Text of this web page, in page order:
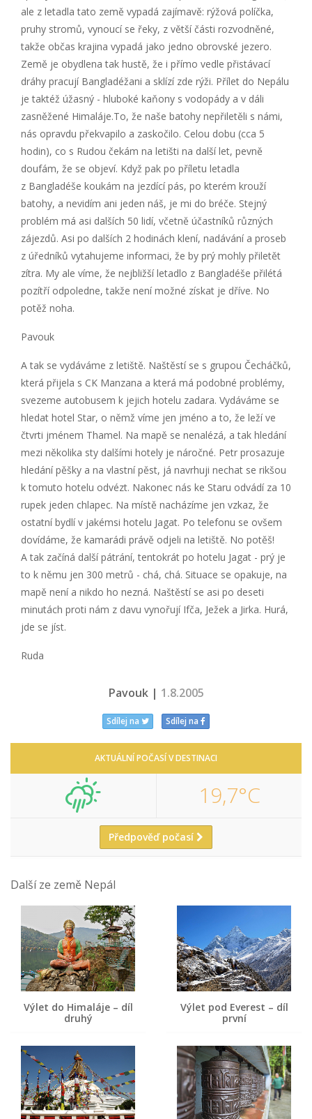
ale z letadla tato země vypadá zajímavě: rýžová políčka,
pruhy stromů, vynoucí se řeky, z větší části rozvodněné,
takže občas krajina vypadá jako jedno obrovské jezero.
Země je obydlena tak hustě, že i přímo vedle přistávací
dráhy pracují Bangladéžani a sklízí zde rýži. Přílet do Nepálu
je taktéž úžasný - hluboké kaňony s vodopády a v dáli
zasněžené Himaláje.To, že naše batohy nepřiletěli s námi,
nás opravdu překvapilo a zaskočilo. Celou dobu (cca 5
hodin), co s Rudou čekám na letišti na další let, pevně
doufám, že se objeví. Když pak po příletu letadla
z Bangladéše koukám na jezdící pás, po kterém krouží
batohy, a nevidím ani jeden náš, je mi do bréče. Stejný
problém má asi dalších 50 lidí, včetně účastníků různých
zájezdů. Asi po dalších 2 hodinách klení, nadávání a proseb
z úředníků vytahujeme informaci, že by prý mohly přiletět
zítra. My ale víme, že nejbližší letadlo z Bangladéše přilétá
pozítří odpoledne, takže není možné získat je dříve. No
potěž noha.
Pavouk
A tak se vydáváme z letiště. Naštěstí se s grupou Čecháčků,
která přijela s CK Manzana a která má podobné problémy,
svezeme autobusem k jejich hotelu zadara. Vydáváme se
hledat hotel Star, o němž víme jen jméno a to, že leží ve
čtvrti jménem Thamel. Na mapě se nenalézá, a tak hledání
mezi několika sty dalšími hotely je náročné. Petr prosazuje
hledání pěšky a na vlastní pěst, já navrhuji nechat se rikšou
k tomuto hotelu odvézt. Nakonec nás ke Staru odvádí za 10
rupek jeden chlapec. Na místě nacházíme jen vzkaz, že
ostatní bydlí v jakémsi hotelu Jagat. Po telefonu se ovšem
dovídáme, že kamarádi právě odjeli na letiště. No potěš!
A tak začíná další pátrání, tentokrát po hotelu Jagat - prý je
to k němu jen 300 metrů - chá, chá. Situace se opakuje, na
mapě není a nikdo ho nezná. Naštěstí se asi po deseti
minutách proti nám z davu vynořují Ifča, Ježek a Jirka. Hurá,
jde se jíst.
Ruda
Pavouk | 1.8.2005
Sdílej na Sdílej na
AKTUÁLNÍ POČASÍ V DESTINACI
19,7°C
Předpověď počasí
Další ze země Nepál
Výlet do Himaláje – díl
druhý
Výlet pod Everest – díl
první